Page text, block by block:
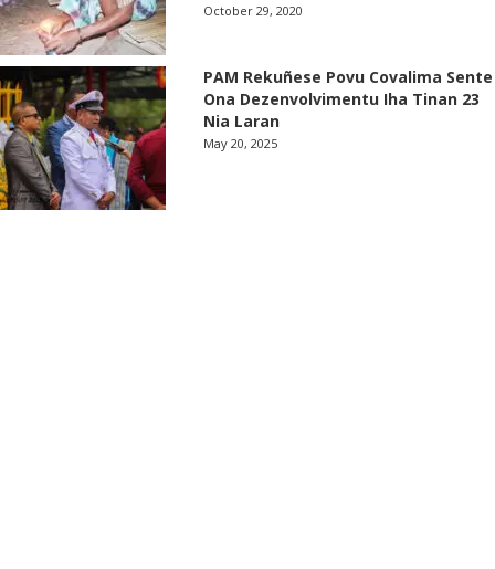
October 29, 2020
PAM Rekuñese Povu Covalima Sente
Ona Dezenvolvimentu Iha Tinan 23
Nia Laran
May 20, 2025